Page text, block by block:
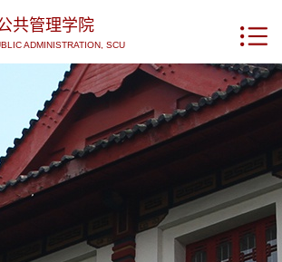
共管理学院
ADMINISTRATION, SCU